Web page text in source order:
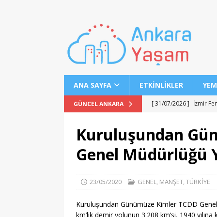
ANA SAYFA ETKINLIKLER
GÜNCEL ANKARA [ 31/07/2026 ] İzmir
[ 31/07/2026 ] Öğrenci
[ 31/07/2026 ] URAP
[ 30/07/2026 ] Ücretli
EĞITIM
Kuruluşundan
Genel Müdürlüğü
23/05/2020 GENEL, MANŞET,TÜRKİYE
Kuruluşundan Günümüze Kimler TCDD
km’lik demir yolunun 3.208 km’si, 1940